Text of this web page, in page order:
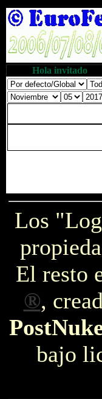
Hola invitado
Los
El resto
®,
bajo